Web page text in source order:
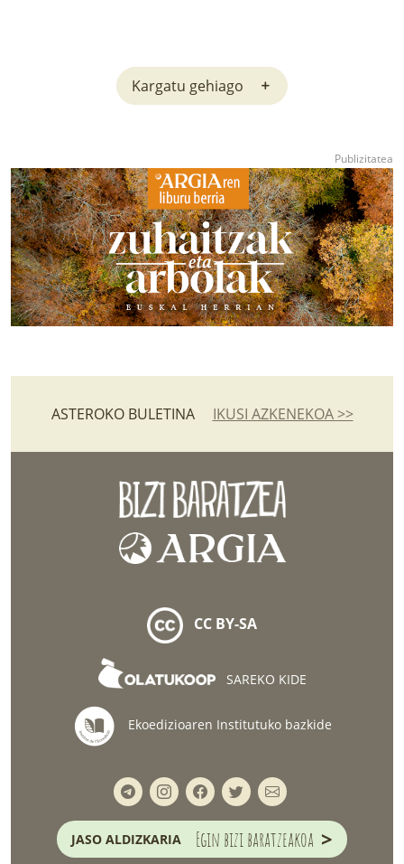
Kargatu gehiago
ASTEROKO BULETINA IKUSI AZKENEKOA >>
CC BY-SA
SAREKO KIDE
Ekoedizioaren Institutuko bazkide
JASO ALDIZKARIA Egin bizi baratzeakoa >